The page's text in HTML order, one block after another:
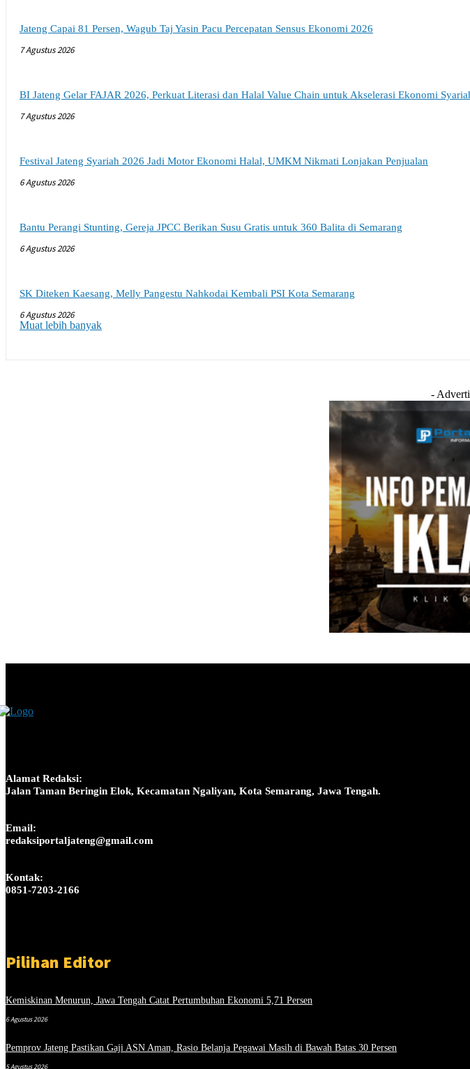
Jateng Capai 81 Persen, Wagub Taj Yasin Pacu Percepatan Sensus Ekonomi 2026
7 Agustus 2026
BI Jateng Gelar FAJAR 2026, Perkuat Literasi dan Halal Value Chain untuk Akselerasi Ekonomi
7 Agustus 2026
Festival Jateng Syariah 2026 Jadi Motor Ekonomi Halal, UMKM Nikmati Lonjakan Penjualan
6 Agustus 2026
Bantu Perangi Stunting, Gereja JPCC Berikan Susu Gratis untuk 360 Balita di Semarang
6 Agustus 2026
SK Diteken Kaesang, Melly Pangestu Nahkodai Kembali PSI Kota Semarang
6 Agustus 2026
Muat lebih banyak
-
Alamat Redaksi:
Jalan Taman Beringin Elok, Kecamatan Ngaliyan, Kota Semarang, Jawa Tengah.
Email:
redaksiportaljateng@gmail.com
Kontak:
0851-7203-2166
Pilihan Editor
Kemiskinan Menurun, Jawa Tengah Catat Pertumbuhan Ekonomi 5,71 Persen
6 Agustus 2026
Pemprov Jateng Pastikan Gaji ASN Aman, Rasio Belanja Pegawai Masih di Bawah Batas 30 Persen
5 Agustus 2026